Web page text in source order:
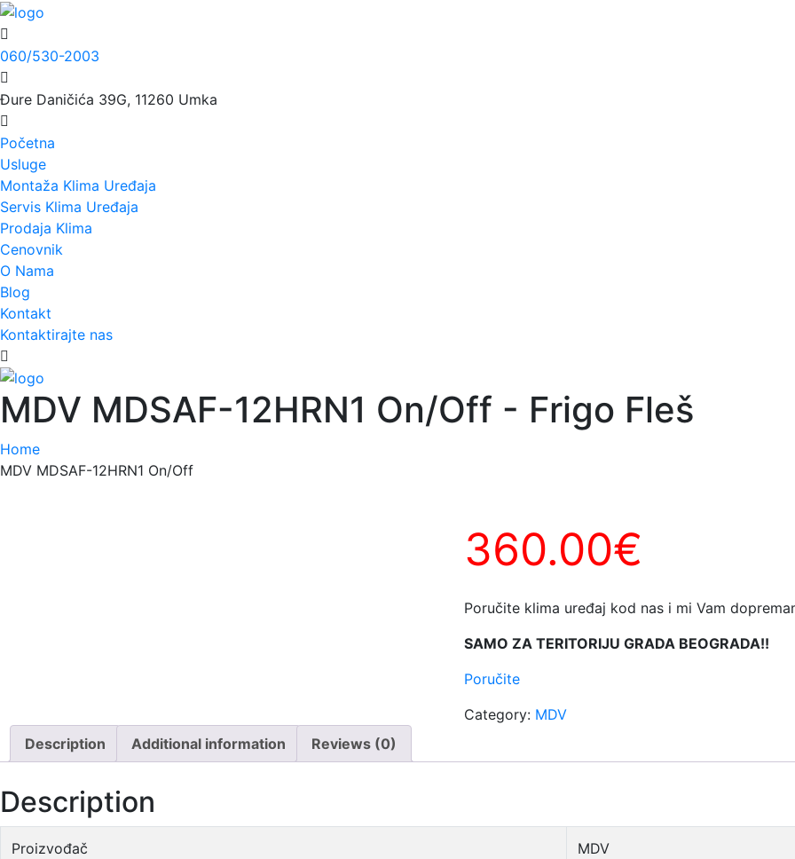
060/530-2003
Đure Daničića 39G, 11260 Umka
Početna
Usluge
Montaža Klima Uređaja
Servis Klima Uređaja
Prodaja Klima
Cenovnik
O Nama
Blog
Kontakt
Kontaktirajte nas
MDV MDSAF-12HRN1 On/Off - Frigo Fleš
Home
MDV MDSAF-12HRN1 On/Off
360.00€
Poručite klima uređaj kod nas i mi Vam
SAMO ZA TERITORIJU GRADA BEOGRADA!!
Poručite
Category: MDV
Description
Additional information Reviews (0)
Description
Proizvođač MDV